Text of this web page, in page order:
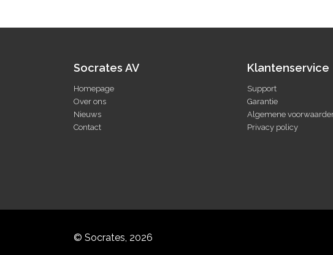
Socrates AV
Homepage
Over ons
Nieuws
Contact
Klantenservice
Support
Garantie
Algemene
Privacy policy
© Socrates, 2026